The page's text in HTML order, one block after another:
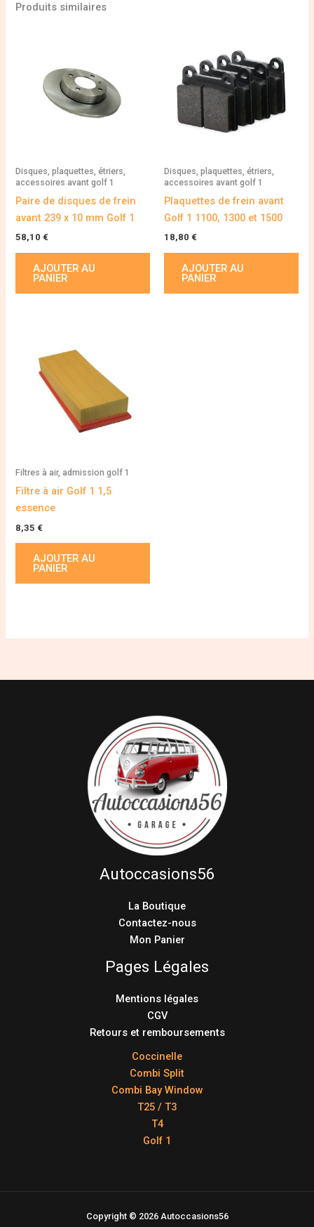
Produits similaires
Disques, plaquettes, étriers,
accessoires avant golf 1
Paire de disques de frein
avant 239 x 10 mm Golf 1
58,10 €
AJOUTER AU
PANIER
Disques, plaquettes, étriers,
accessoires avant golf 1
Plaquettes de frein avant
Golf 1 1100, 1300 et 1500
18,80 €
AJOUTER AU
PANIER
Filtres à air, admission golf 1
Filtre à air Golf 1 1,5
essence
8,35 €
AJOUTER AU
PANIER
Autoccasions56
La Boutique
Contactez-nous
Mon Panier
Pages Légales
Mentions légales
CGV
Retours et remboursements
Coccinelle
Combi Split
Combi Bay Window
T25 / T3
T4
Golf 1
Copyright © 2026 Autoccasions56